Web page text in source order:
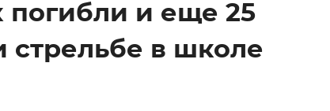
погибли и еще 25
стрельбе в школе